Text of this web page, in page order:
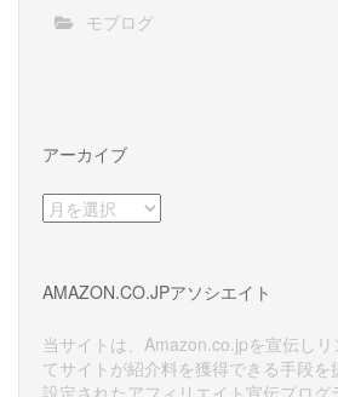
モブログ
アーカイブ
ア
ー
ブ
AMAZON.CO.JPアソシエイト
当サイトは、Amazon.co.jpを宣伝し
てサイトが紹介料を獲得できる手段を
設定されたアフィリエイト宣伝プロ